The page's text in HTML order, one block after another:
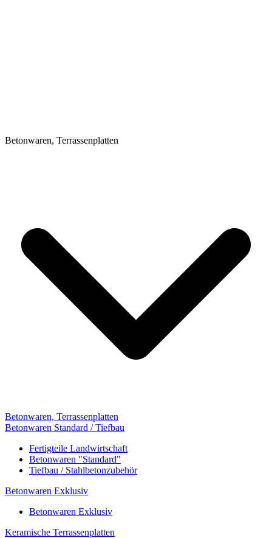
Betonwaren, Terrassenplatten
Betonwaren, Terrassenplatten
Betonwaren Standard / Tiefbau
Fertigteile Landwirtschaft
Betonwaren "Standard"
Tiefbau / Stahlbetonzubehör
Betonwaren Exklusiv
Betonwaren Exklusiv
Keramische Terrassenplatten